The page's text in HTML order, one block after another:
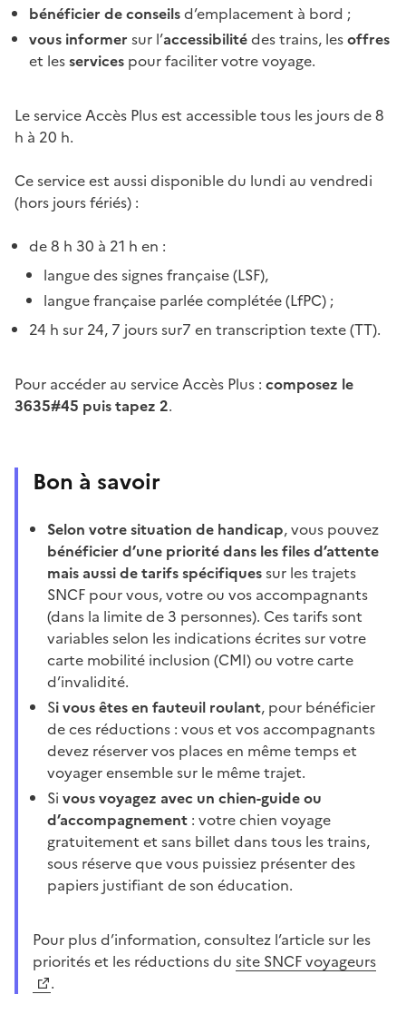
bénéficier de conseilsd’emplacement à bord ;
vous informer sur l’accessibilitédes trains, lesoffres
et lesservices pour faciliter votre voyage.
Le service Accès Plus est accessible tous les jours de 8
h à 20 h.
Ce service est aussi disponible du lundi au vendredi
(hors jours fériés) :
de 8 h 30 à 21 h en :
langue des signes française (LSF),
langue française parlée complétée (LfPC) ;
24 h sur 24, 7 jours sur7 en transcription texte (TT).
Pour accéder au service Accès Plus : composez le
3635#45 puis tapez 2.
Bon à savoir
Selon votre situation de handicap, vous pouvez
bénéficier d’une priorité dans les files d’attente
mais aussi de tarifs spécifiquessur les trajets
SNCF pour vous, votre ou vos accompagnants
(dans la limite de 3 personnes). Ces tarifs sont
variables selon les indications écrites sur votre
carte mobilité inclusion (CMI) ou votre carte
d’invalidité.
Si vous êtes en fauteuil roulant, pour bénéficier
de ces réductions : vous et vos accompagnants
devez réserver vos places en même temps et
voyager ensemble sur le même trajet.
Si vous voyagez avec un chien-guide ou
d’accompagnement : votre chien voyage
gratuitement et sans billet dans tous les trains,
sous réserve que vous puissiez présenter des
papiers justifiant de son éducation.
Pour plus d’information, consultez l’article sur les
priorités et les réductions du site SNCF voyageurs
.